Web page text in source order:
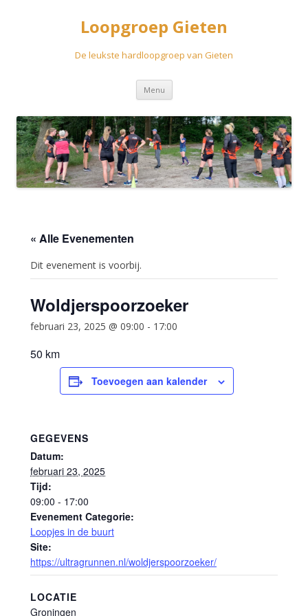
Loopgroep Gieten
De leukste hardloopgroep van Gieten
Menu Spring
inhoud
« Alle Evenementen
Dit evenement is voorbij.
Woldjerspoorzoeker
februari 23, 2025 @ 09:00 - 17:00
50 km
Toevoegen aan kalender
GEGEVENS
Datum:
februari 23, 2025
Tijd:
09:00 - 17:00
Evenement Categorie:
Loopjes in de buurt
Site:
https://ultragrunnen.nl/woldjerspoorzoeker/
LOCATIE
Groningen